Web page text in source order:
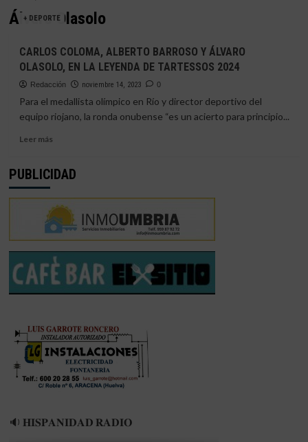
Álvaro Olasolo
+ DEPORTE
CARLOS COLOMA, ALBERTO BARROSO Y ÁLVARO
OLASOLO, EN LA LEYENDA DE TARTESSOS 2024
Redacción noviembre 14, 2023 0
Para el medallista olímpico en Río y director deportivo del
equipo riojano, la ronda onubense “es un acierto para principio...
Leer másLeer
CARLOS
ALBERTO
BARROSO
Y
ÁLVARO
OLASOLO,
EN
LA
LEYENDA
2024
PUBLICIDAD
🔉 𝐇𝐈𝐒𝐏𝐀𝐍𝐈𝐃𝐀𝐃 𝐑𝐀𝐃𝐈𝐎